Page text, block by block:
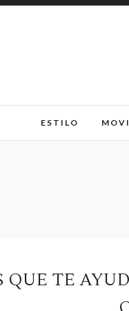
ESTILO
QUE TE